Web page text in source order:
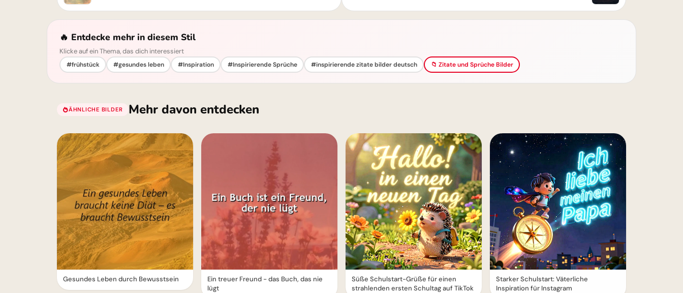
🔥 Entdecke mehr in diesem Stil
Klicke auf ein Thema, das dich interessiert
#frühstück #gesundes leben #Inspiration #Inspirierende Sprüche #inspirierende zitate bilder deutsch 📁 Zitate und Sprüche Bilder
ÄHNLICHE BILDER Mehr davon entdecken
Gesundes Leben durch Bewusstsein
Ein treuer Freund - das Buch, das nie
lügt
Süße Schulstart-Grüße für einen
strahlenden ersten Schultag auf TikTok
Starker Schulstart: Väterliche
Inspiration für Instagram